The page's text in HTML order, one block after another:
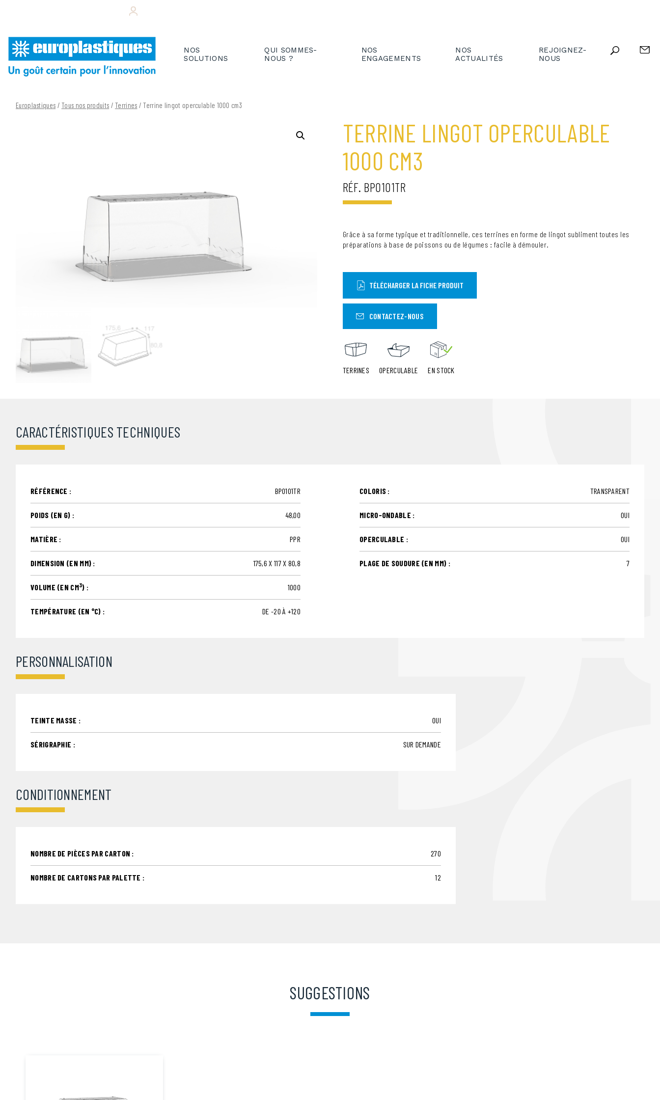
NOS
SOLUTIONS
QUI SOMMES-
NOUS ?
NOS
ENGAGEMENTS
NOS
ACTUALITÉS
REJOIGNEZ-
NOUS
Europlastiques / Tous nos produits / Terrines / Terrine lingot operculable 1000 cm3
TERRINE LINGOT OPERCULABLE
1000 CM3
RÉF. BPO101TR
Grâce à sa forme typique et traditionnelle, ces terrines en forme de lingot subliment toutes les
préparations à base de poissons ou de légumes : facile à démouler.
TÉLÉCHARGER LA FICHE PRODUIT
CONTACTEZ-NOUS
TERRINES OPERCULABLE EN STOCK
CARACTÉRISTIQUES TECHNIQUES
RÉFÉRENCE : BPO101TR
POIDS (EN G) : 48,00
MATIÈRE : PPR
DIMENSION (EN MM) : 175,6 X 117 X 80,8
VOLUME (EN CM3) : 1000
TEMPÉRATURE (EN °C) : DE -20 À +120
COLORIS : TRANSPARENT
MICRO-ONDABLE : OUI
OPERCULABLE : OUI
PLAGE DE SOUDURE (EN MM) : 7
PERSONNALISATION
TEINTE MASSE : OUI
SÉRIGRAPHIE : SUR DEMANDE
CONDITIONNEMENT
NOMBRE DE PIÈCES PAR CARTON : 270
NOMBRE DE CARTONS PAR PALETTE : 12
SUGGESTIONS